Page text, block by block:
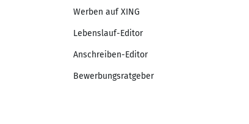
Werben auf XING
Lebenslauf-Editor
Anschreiben-Editor
Bewerbungsratgeber